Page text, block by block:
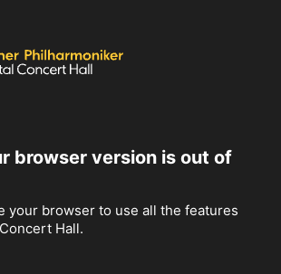
browser version is out of
your browser to use all the features
Hall.